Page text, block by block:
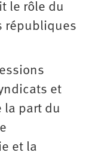
le rôle du
républiques
et
la part du
et la